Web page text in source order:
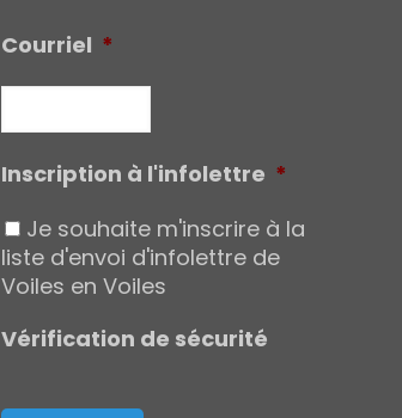
Courriel *
Inscription à l'infolettre *
Je souhaite m'inscrire à la
liste d'envoi d'infolettre de
Voiles en Voiles
Vérification de sécurité